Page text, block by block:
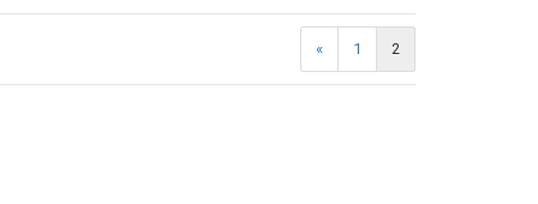
erstellen
« 1 2